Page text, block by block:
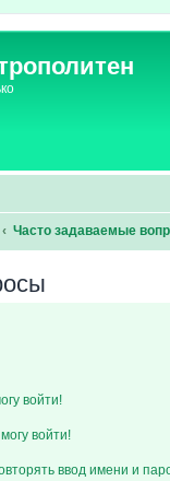
Часто задаваемые
войти!
войти!
ввод имени и